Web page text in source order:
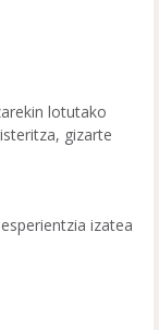
lotutako
gizarte
izatea